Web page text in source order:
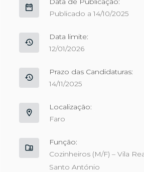
Publicado a 14/10/2025
Data limite:
12/01/2026
Prazo das Candidaturas:
14/11/2025
Localização:
Faro
Função:
Cozinheiros (M/F) – Vila
Santo António